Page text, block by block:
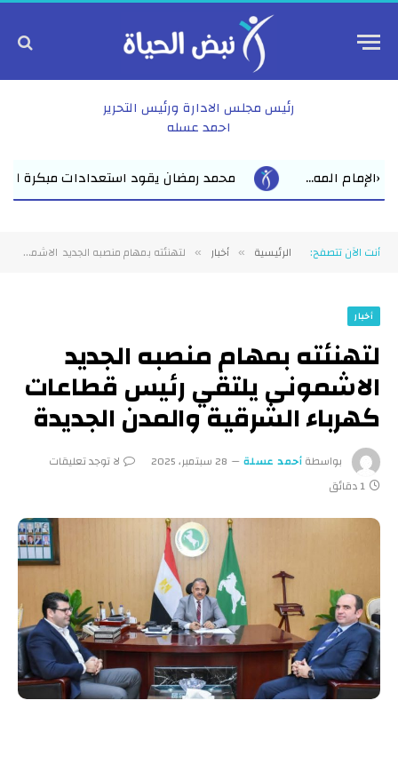
رئيس مجلس الادارة ورئيس التحرير
احمد عسله
يقود استعدادات مبكرة للعام الدراسي الجديد بفاقوس لقاء
أنت الآن تتصفح: الرئيسية » أخبار » لتهنئته بمهام منصبه الجديد الاشمونى يلتقي رئيس قطاعات كهرباء الشرقية والمدن الجديدة
أخبار
لتهنئته بمهام منصبه الجديد
الاشمونى يلتقي رئيس قطاعات
كهرباء الشرقية والمدن الجديدة
بواسطةأحمد عسلة 28 سبتمبر، 2025
لا توجد تعليقات
1 دقائق